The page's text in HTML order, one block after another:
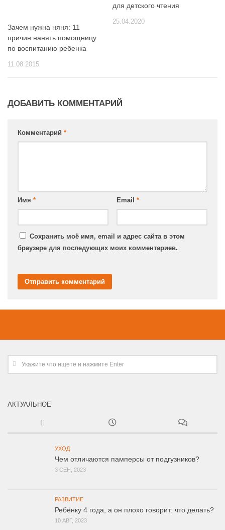
Зачем нужна няня: 11
причин нанять помощницу
по воспитанию ребенка
11.08.2015
для детского чтения
25.04.2020
ДОБАВИТЬ КОММЕНТАРИЙ
Комментарий *
Имя * Email *
Сохранить моё имя, email и адрес сайта в этом
браузере для последующих моих комментариев.
АКТУАЛЬНОЕ
УХОД
Чем отличаются памперсы от подгузников?
3 СЕН, 2023
РАЗВИТИЕ
Ребёнку 4 года, а он плохо говорит: что делать?
10 АВГ, 2023